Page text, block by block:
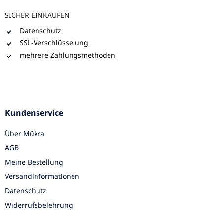
SICHER EINKAUFEN
Datenschutz
SSL-Verschlüsselung
mehrere Zahlungsmethoden
Kundenservice
Über Mükra
AGB
Meine Bestellung
Versandinformationen
Datenschutz
Widerrufsbelehrung